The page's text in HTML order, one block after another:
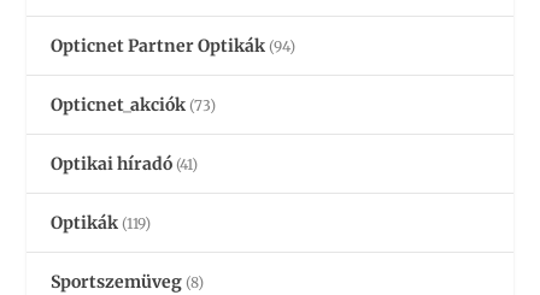
Opticnet Partner Optikák (94)
Opticnet_akciók (73)
Optikai híradó (41)
Optikák (119)
Sportszemüveg (8)